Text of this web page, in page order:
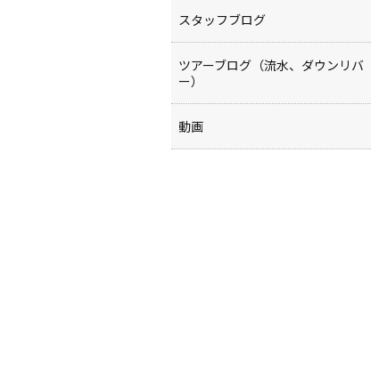
スタッフブログ
ツアーブログ（流水、ダウンリバ
ー）
動画